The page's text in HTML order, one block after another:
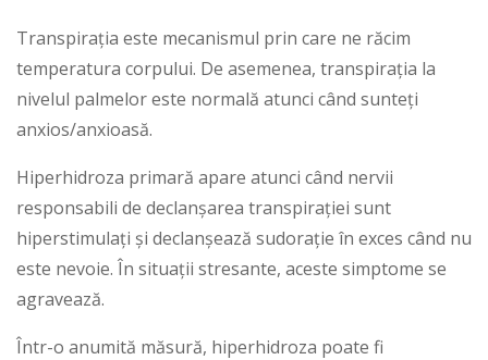
Transpirația este mecanismul prin care ne răcim
temperatura corpului. De asemenea, transpirația la
nivelul palmelor este normală atunci când sunteți
anxios/anxioasă.
Hiperhidroza primară apare atunci când nervii
responsabili de declanșarea transpirației sunt
hiperstimulați și declanșează sudorație în exces când nu
este nevoie. În situații stresante, aceste simptome se
agravează.
Într-o anumită măsură, hiperhidroza poate fi